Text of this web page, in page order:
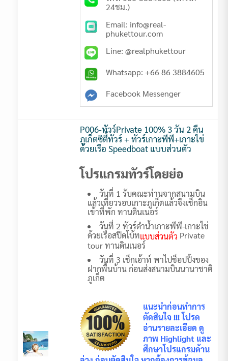
24ชม.)
Email: info@real-
phukettour.com
Line: @realphukettour
Whatsapp: +66 86 3884605
Facebook Messenger
P006-ทัวร์Private 100% 3 วัน 2 คืน
ภูเก็ตซิตี้ทัวร์ + ทัวร์เกาะพีพี+เกาะไข่
ด้วยเรือ Speedboat แบบส่วนตัว
โปรแกรมทัวร์โดยย่อ
วันที่ 1 รับคณะท่านจากสนามบิน
แล้วเที่ยวรอบเกาะภูเก็ตแล้วจึงเช็กอิน
เข้าที่พัก ทานดินเนอร์
วันที่ 2 ทัวร์ดำน้ำเกาะพีพี-เกาะไข่
ด้วยเรือสปีดโบ้ทแบบส่วนตัว Private
tour ทานดินเนอร์
วันที่ 3 เช็กเอ้าท์ พาไปช็อปปิ้งของ
ฝากพื้นบ้าน ก่อนส่งสนามบินนานาชาติ
ภูเก็ต
แนะนำก่อนทำการ
ตัดสินใจ !!! โปรด
อ่านรายละเอียด ดู
ภาพ Highlight และ
ศึกษาโปรแกรมด้าน